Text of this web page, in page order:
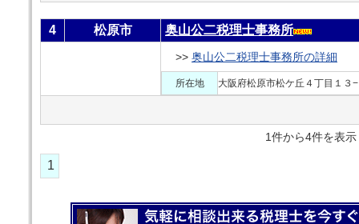
4 松原市 奥山公二税理士事務所
>> 奥山公二税理士事務所の詳細
所在地 大阪府松原市松ケ丘４丁目１３
1件から4件を
1